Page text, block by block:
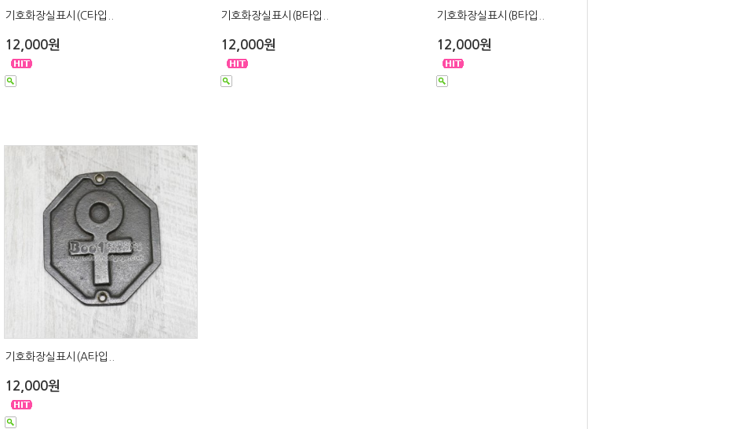
기호화장실표시(C타입..
12,000원
기호화장실표시(B타입..
12,000원
기호화장실표시(B타입..
12,000원
기호화장실표시(A타입..
12,000원